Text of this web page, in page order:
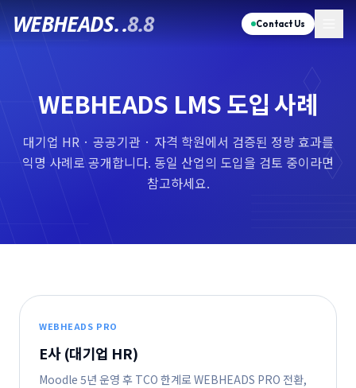
WEBHEADS..8.8 Contact Us
WEBHEADS LMS 도입 사례
대기업 HR · 공공기관 · 자격 학원에서 검증된 정량 효과를
익명 사례로 공개합니다. 동일 산업의 도입을 검토 중이라면
참고하세요.
WEBHEADS PRO
E사 (대기업 HR)
Moodle 5년 운영 후 TCO 한계로 WEBHEADS PRO 전환,